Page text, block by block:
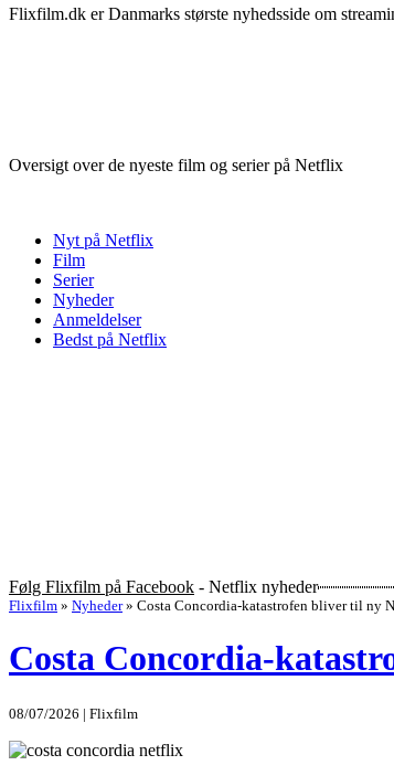
Flixfilm.dk er Danmarks største nyhedsside om
Oversigt over de nyeste film og serier på Netflix
Nyt på Netflix
Film
Serier
Nyheder
Anmeldelser
Bedst på Netflix
Følg Flixfilm på Facebook - Netflix nyheder
Flixfilm » Nyheder » Costa Concordia-katastrofen bliver til ny
Costa Concordia-
08/07/2026 | Flixfilm